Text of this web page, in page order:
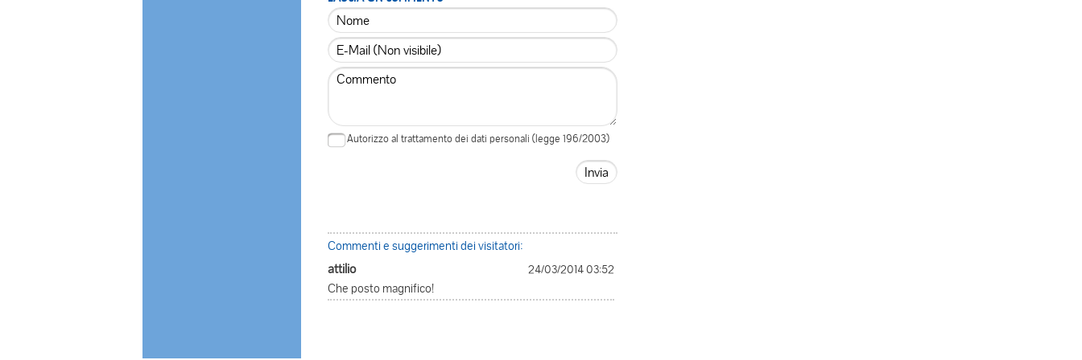
Autorizzo al trattamento dei dati personali (legge 196/2003)
Commenti e suggerimenti dei visitatori:
attilio 24/03/2014 03:52
Che posto magnifico!